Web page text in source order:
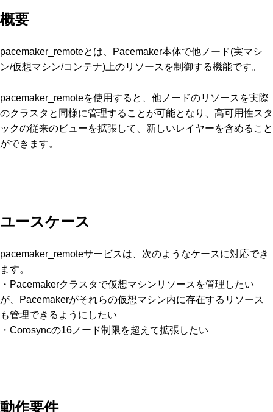
概要
pacemaker_remoteとは、Pacemaker本体で他ノード(実マシ
ン/仮想マシン/コンテナ)上のリソースを制御する機能です。
pacemaker_remoteを使用すると、他ノードのリソースを実際
のクラスタと同様に管理することが可能となり、高可用性スタ
ックの従来のビューを拡張して、新しいレイヤーを含めること
ができます。
ユースケース
pacemaker_remoteサービスは、次のようなケースに対応でき
ます。
・Pacemakerクラスタで仮想マシンリソースを管理したい
が、Pacemakerがそれらの仮想マシン内に存在するリソース
も管理できるようにしたい
・Corosyncの16ノード制限を超えて拡張したい
動作要件